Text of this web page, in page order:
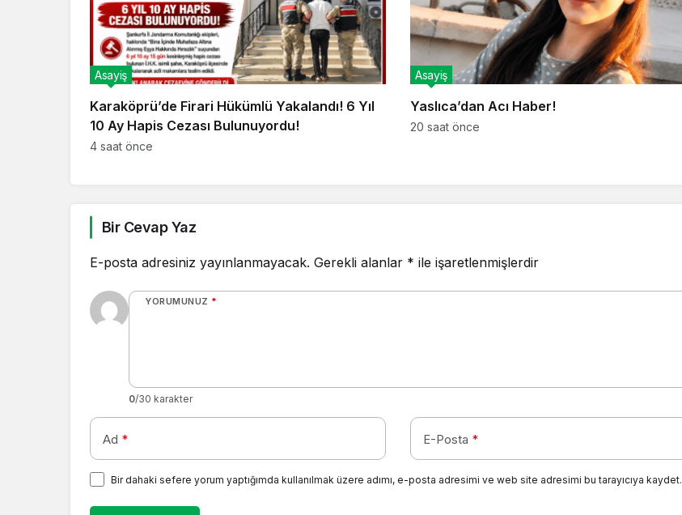
Karaköprü’de Firari Hükümlü Yakalandı! 6 Yıl
10 Ay Hapis Cezası Bulunuyordu!
Asayiş
4 saat önce
Yaslıca’dan Acı Haber!
Asayiş
20 saat önce
Bir Cevap Yaz
E-posta adresiniz yayınlanmayacak. Gerekli alanlar * ile işaretlenmişlerdir
YORUMUNUZ *
0/30 karakter
Ad * E-Posta *
Bir dahaki sefere yorum yaptığımda kullanılmak üzere adımı, e-posta adresimi ve web site adresimi bu tarayıcıya kaydet.